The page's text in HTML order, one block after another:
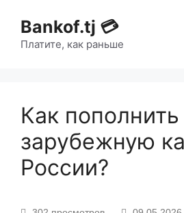
Bankof.tj 💳
Платите, как раньше
Как пополнить
зарубежную
России?